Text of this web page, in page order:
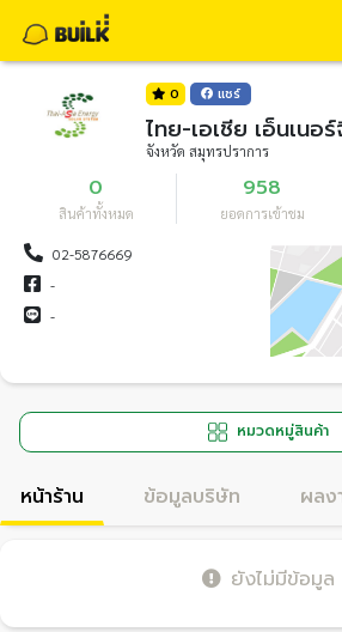
0 แชร์
ไทย-เอเชีย เอ็นเนอ
จังหวัด สมุทรปราการ
0
สินค้าทั้งหมด
958
ยอดการเข้าชม
02-5876669
-
-
หมวดหมู่สินค้า
หน้าร้าน ข้อมูลบริษัท ผลง
ยังไม่มีข้อมูล